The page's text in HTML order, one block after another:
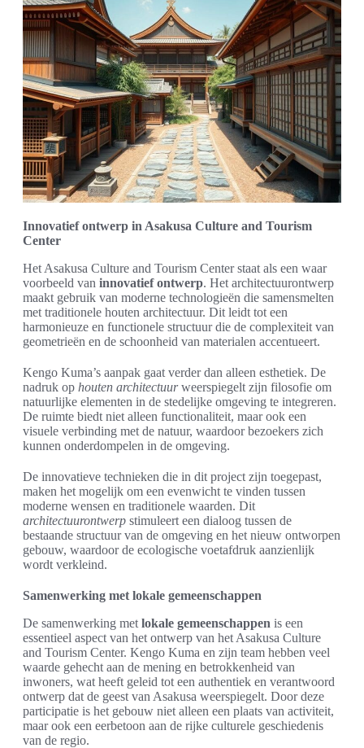
Innovatief ontwerp in Asakusa Culture and Tourism
Center
Het Asakusa Culture and Tourism Center staat als een waar
voorbeeld van innovatief ontwerp. Het architectuurontwerp
maakt gebruik van moderne technologieën die samensmelten
met traditionele houten architectuur. Dit leidt tot een
harmonieuze en functionele structuur die de complexiteit van
geometrieën en de schoonheid van materialen accentueert.
Kengo Kuma’s aanpak gaat verder dan alleen esthetiek. De
nadruk op houten architectuurweerspiegelt zijn filosofie om
natuurlijke elementen in de stedelijke omgeving te integreren.
De ruimte biedt niet alleen functionaliteit, maar ook een
visuele verbinding met de natuur, waardoor bezoekers zich
kunnen onderdompelen in de omgeving.
De innovatieve technieken die in dit project zijn toegepast,
maken het mogelijk om een evenwicht te vinden tussen
moderne wensen en traditionele waarden. Dit
architectuurontwerp stimuleert een dialoog tussen de
bestaande structuur van de omgeving en het nieuw ontworpen
gebouw, waardoor de ecologische voetafdruk aanzienlijk
wordt verkleind.
Samenwerking met lokale gemeenschappen
De samenwerking met lokale gemeenschappen is een
essentieel aspect van het ontwerp van het Asakusa Culture
and Tourism Center. Kengo Kuma en zijn team hebben veel
waarde gehecht aan de mening en betrokkenheid van
inwoners, wat heeft geleid tot een authentiek en verantwoord
ontwerp dat de geest van Asakusa weerspiegelt. Door deze
participatie is het gebouw niet alleen een plaats van activiteit,
maar ook een eerbetoon aan de rijke culturele geschiedenis
van de regio.